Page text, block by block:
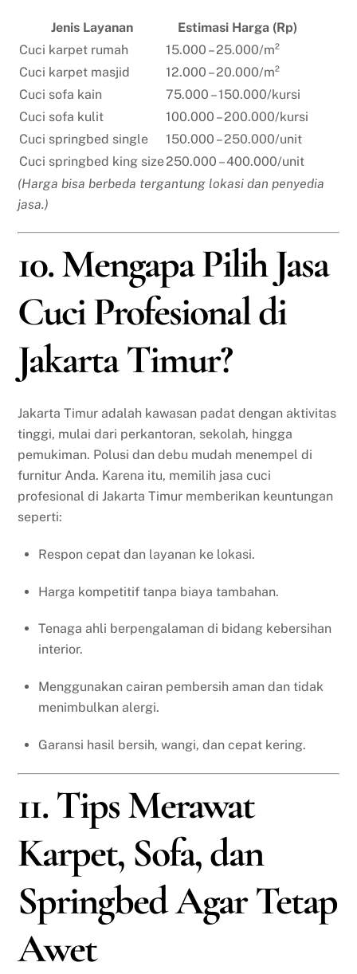
Jenis Layanan
Estimasi Harga (Rp)
Cuci karpet rumah
15.000 – 25.000/m²
Cuci karpet masjid
12.000 – 20.000/m²
Cuci sofa kain
75.000 – 150.000/kursi
Cuci sofa kulit
100.000 – 200.000/kursi
Cuci springbed single
150.000 – 250.000/unit
Cuci springbed king size250.000 – 400.000/unit
(Harga bisa berbeda tergantung lokasi dan penyedia
jasa.)
10. Mengapa Pilih Jasa
Cuci Profesional di
Jakarta Timur?
Jakarta Timur adalah kawasan padat dengan aktivitas
tinggi, mulai dari perkantoran, sekolah, hingga
pemukiman. Polusi dan debu mudah menempel di
furnitur Anda. Karena itu, memilih jasa cuci
profesional di Jakarta Timur memberikan keuntungan
seperti:
Respon cepat dan layanan ke lokasi.
Harga kompetitif tanpa biaya tambahan.
Tenaga ahli berpengalaman di bidang kebersihan
interior.
Menggunakan cairan pembersih aman dan tidak
menimbulkan alergi.
Garansi hasil bersih, wangi, dan cepat kering.
11. Tips Merawat
Karpet, Sofa, dan
Springbed Agar Tetap
Awet